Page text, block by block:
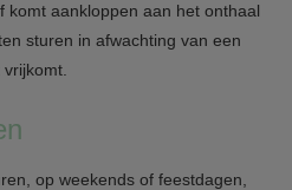
komt aankloppen aan het onthaal
sturen in afwachting van een
op weekends of feestdagen,